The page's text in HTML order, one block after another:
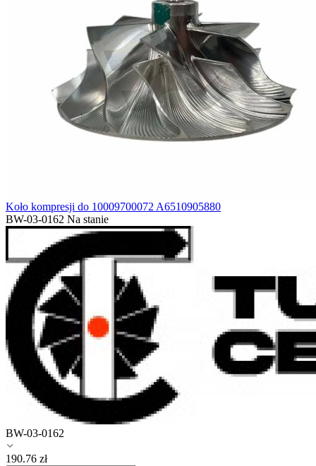
Koło kompresji do 10009700072 A6510905880
BW-03-0162 Na stanie
BW-03-0162
190.76 zł